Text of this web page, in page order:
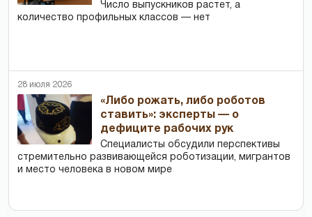
Число выпускников растет, а
количество профильных классов — нет
28 июля 2026
«Либо рожать, либо роботов
ставить»: эксперты — о
дефиците рабочих рук
Специалисты обсудили перспективы
стремительно развивающейся роботизации, мигрантов
и место человека в новом мире